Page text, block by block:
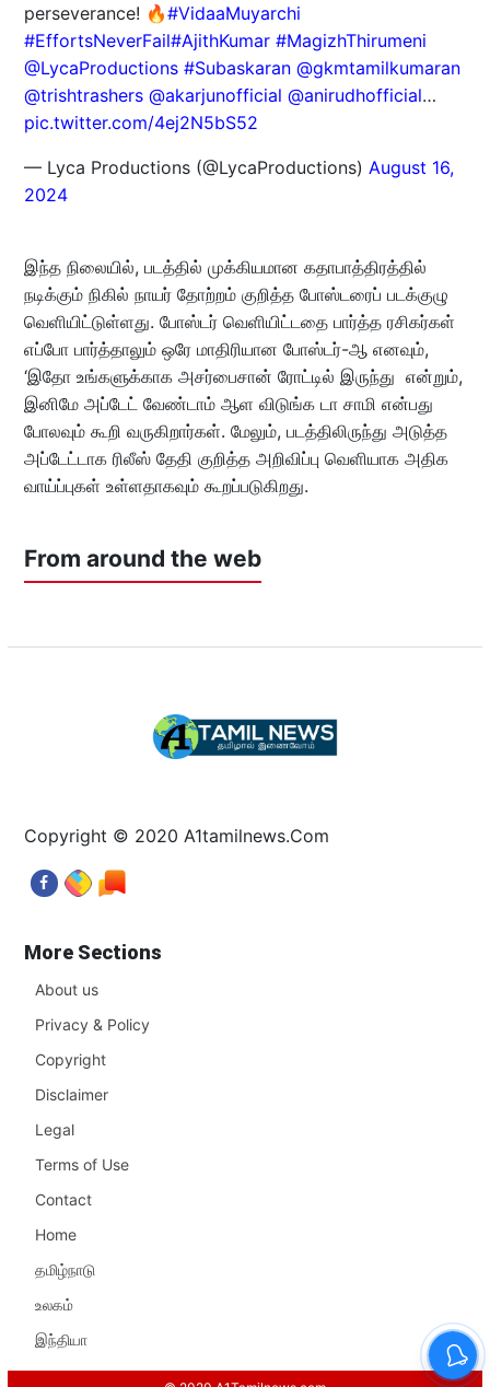
perseverance! 🔥#VidaaMuyarchi
#EffortsNeverFail#AjithKumar #MagizhThirumeni
@LycaProductions #Subaskaran @gkmtamilkumaran
@trishtrashers @akarjunofficial @anirudhofficial…
pic.twitter.com/4ej2N5bS52
— Lyca Productions (@LycaProductions) August 16,
2024
இந்த நிலையில், படத்தில் முக்கியமான கதாபாத்திரத்தில்
நடிக்கும் நிகில் நாயர் தோற்றம் குறித்த போஸ்டரைப் படக்குழு
வெளியிட்டுள்ளது. போஸ்டர் வெளியிட்டதை பார்த்த ரசிகர்கள்
எப்போ பார்த்தாலும் ஒரே மாதிரியான போஸ்டர்-ஆ எனவும்,
‘இதோ உங்களுக்காக அசர்பைசான் ரோட்டில் இருந்து என்றும்,
இனிமே அப்டேட் வேண்டாம் ஆள விடுங்க டா சாமி என்பது
போலவும் கூறி வருகிறார்கள். மேலும், படத்திலிருந்து அடுத்த
அப்டேட்டாக ரிலீஸ் தேதி குறித்த அறிவிப்பு வெளியாக அதிக
வாய்ப்புகள் உள்ளதாகவும் கூறப்படுகிறது.
From around the web
Copyright © 2020 A1tamilnews.Com
More Sections
About us
Privacy & Policy
Copyright
Disclaimer
Legal
Terms of Use
Contact
Home
தமிழ்நாடு
உலகம்
இந்தியா